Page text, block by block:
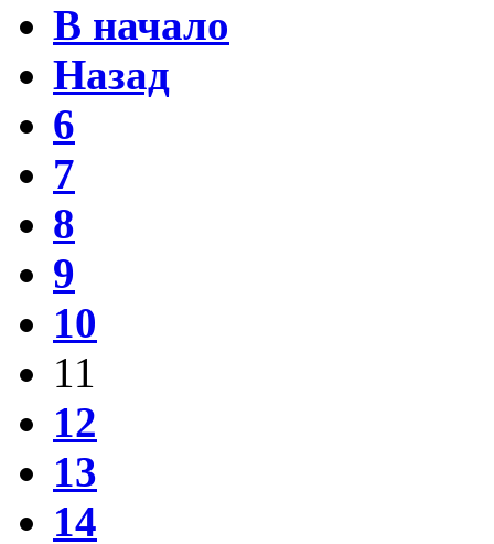
В начало
Назад
6
7
8
9
10
11
12
13
14